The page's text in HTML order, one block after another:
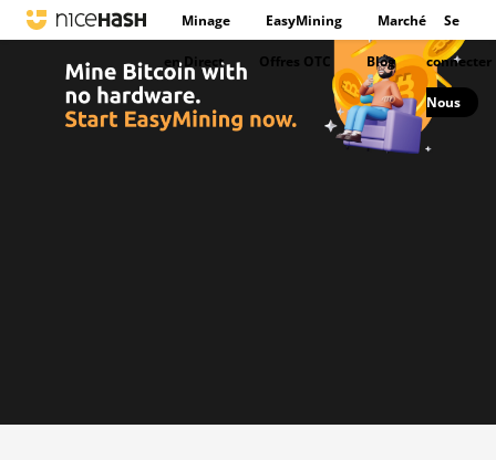
Minage EasyMining Marché
en Direct Offres OTC Blog
Se
connecter
Nous